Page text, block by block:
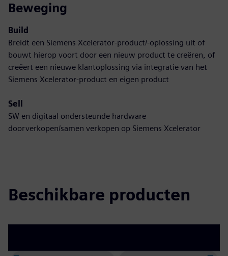
Beweging
Build
Breidt een Siemens Xcelerator-product/-oplossing uit of
bouwt hierop voort door een nieuw product te creëren, of
creëert een nieuwe klantoplossing via integratie van het
Siemens Xcelerator-product en eigen product
Sell
SW en digitaal ondersteunde hardware
doorverkopen/samen verkopen op Siemens Xcelerator
Beschikbare producten